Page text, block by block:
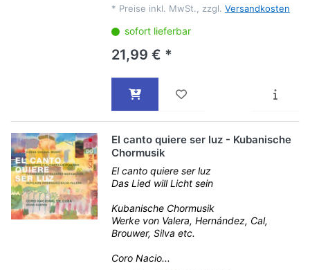
* Preise inkl. MwSt., zzgl. Versandkosten
sofort lieferbar
21,99 € *
El canto quiere ser luz - Kubanische
Chormusik
El canto quiere ser luz
Das Lied will Licht sein
Kubanische Chormusik
Werke von Valera, Hernández, Cal,
Brouwer, Silva etc.
Coro Nacio...